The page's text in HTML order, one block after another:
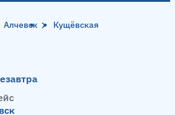
Алчевск Кущёвская